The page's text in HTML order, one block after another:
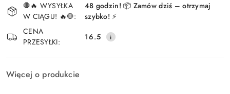
Wyślij
i
dostawa
🛑🔥 WYSYŁKA
W CIĄGU! 🔥🛑:
48 godzin! 📦 Zamów dziś – otrzymaj
szybko! ⚡
CENA
PRZESYŁKI:
16.5
Więcej o produkcie